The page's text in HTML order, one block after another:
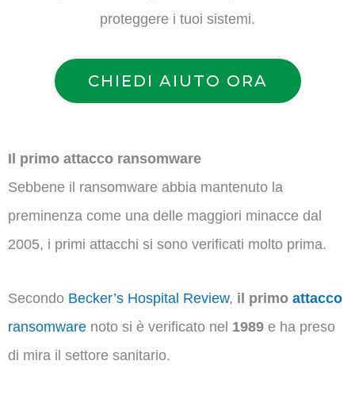
proteggere i tuoi sistemi.
CHIEDI AIUTO ORA
Il primo attacco ransomware
Sebbene il ransomware abbia mantenuto la
preminenza come una delle maggiori minacce dal
2005, i primi attacchi si sono verificati molto prima.
Secondo Becker’s Hospital Review, il primo attacco
ransomware noto si è verificato nel 1989 e ha preso
di mira il settore sanitario.